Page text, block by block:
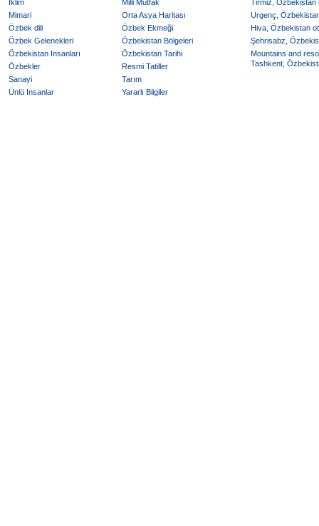
Iklim
Milli Mutfak
Mimari
Orta Asya Haritası
Özbek dili
Özbek Ekmeği
Özbek Gelenekleri
Özbekistan Bölgeleri
Özbekistan Insanları
Özbekistan Tarihi
Özbekler
Resmi Tatiller
Sanayi
Tarım
Ünlü Insanlar
Yararlı Bilgiler
Tirmiz, Özbekistan
Urgenç,
Hiva, Özbekistan
Şehrisabz,
Mountains and
Tashkent,